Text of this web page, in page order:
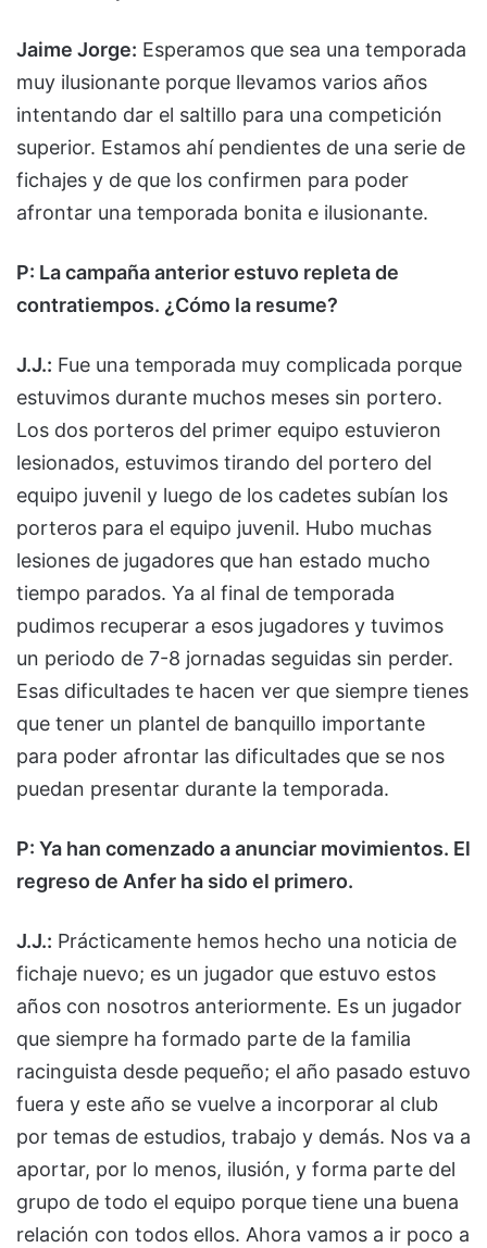
Jaime Jorge: Esperamos que sea una temporada
muy ilusionante porque llevamos varios años
intentando dar el saltillo para una competición
superior. Estamos ahí pendientes de una serie de
fichajes y de que los confirmen para poder
afrontar una temporada bonita e ilusionante.
P: La campaña anterior estuvo repleta de
contratiempos. ¿Cómo la resume?
J.J.: Fue una temporada muy complicada porque
estuvimos durante muchos meses sin portero.
Los dos porteros del primer equipo estuvieron
lesionados, estuvimos tirando del portero del
equipo juvenil y luego de los cadetes subían los
porteros para el equipo juvenil. Hubo muchas
lesiones de jugadores que han estado mucho
tiempo parados. Ya al final de temporada
pudimos recuperar a esos jugadores y tuvimos
un periodo de 7-8 jornadas seguidas sin perder.
Esas dificultades te hacen ver que siempre tienes
que tener un plantel de banquillo importante
para poder afrontar las dificultades que se nos
puedan presentar durante la temporada.
P: Ya han comenzado a anunciar movimientos. El
regreso de Anfer ha sido el primero.
J.J.: Prácticamente hemos hecho una noticia de
fichaje nuevo; es un jugador que estuvo estos
años con nosotros anteriormente. Es un jugador
que siempre ha formado parte de la familia
racinguista desde pequeño; el año pasado estuvo
fuera y este año se vuelve a incorporar al club
por temas de estudios, trabajo y demás. Nos va a
aportar, por lo menos, ilusión, y forma parte del
grupo de todo el equipo porque tiene una buena
relación con todos ellos. Ahora vamos a ir poco a